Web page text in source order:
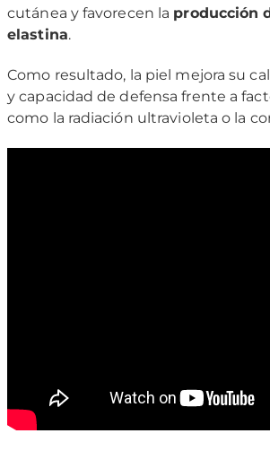
cutánea y favorecen la producción
elastina.
Como resultado, la piel mejora su
y capacidad de defensa frente a
como la radiación ultravioleta o la